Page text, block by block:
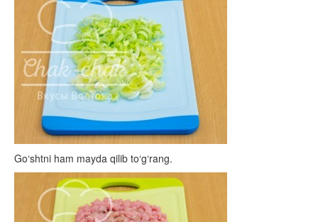
Go‘shtni ham mayda qilib to‘g‘rang.